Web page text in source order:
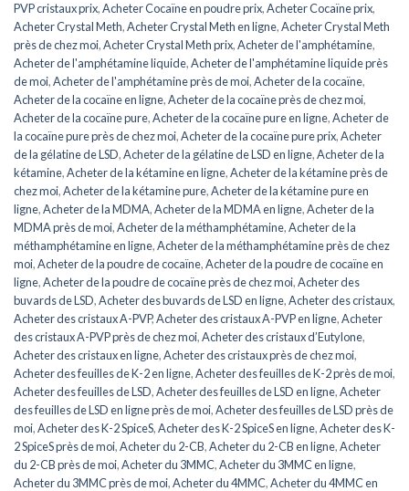
PVP cristaux prix,Acheter Cocaïne en poudre prix,Acheter Cocaïne prix,
Acheter Crystal Meth,Acheter Crystal Meth en ligne,Acheter Crystal Meth
près de chez moi,Acheter Crystal Meth prix,Acheter de l'amphétamine,
Acheter de l'amphétamine liquide,Acheter de l'amphétamine liquide près
de moi,Acheter de l'amphétamine près de moi,Acheter de la cocaïne,
Acheter de la cocaïne en ligne,Acheter de la cocaïne près de chez moi,
Acheter de la cocaïne pure,Acheter de la cocaïne pure en ligne,Acheter de
la cocaïne pure près de chez moi,Acheter de la cocaïne pure prix,Acheter
de la gélatine de LSD,Acheter de la gélatine de LSD en ligne,Acheter de la
kétamine,Acheter de la kétamine en ligne,Acheter de la kétamine près de
chez moi,Acheter de la kétamine pure,Acheter de la kétamine pure en
ligne,Acheter de la MDMA,Acheter de la MDMA en ligne,Acheter de la
MDMA près de moi,Acheter de la méthamphétamine,Acheter de la
méthamphétamine en ligne,Acheter de la méthamphétamine près de chez
moi,Acheter de la poudre de cocaïne,Acheter de la poudre de cocaïne en
ligne,Acheter de la poudre de cocaïne près de chez moi,Acheter des
buvards de LSD,Acheter des buvards de LSD en ligne,Acheter des cristaux,
Acheter des cristaux A-PVP,Acheter des cristaux A-PVP en ligne,Acheter
des cristaux A-PVP près de chez moi,Acheter des cristaux d’Eutylone,
Acheter des cristaux en ligne,Acheter des cristaux près de chez moi,
Acheter des feuilles de K-2 en ligne,Acheter des feuilles de K-2 près de moi,
Acheter des feuilles de LSD,Acheter des feuilles de LSD en ligne,Acheter
des feuilles de LSD en ligne près de moi,Acheter des feuilles de LSD près de
moi,Acheter des K-2 SpiceS,Acheter des K-2 SpiceS en ligne,Acheter des K-
2 SpiceS près de moi,Acheter du 2-CB,Acheter du 2-CB en ligne,Acheter
du 2-CB près de moi,Acheter du 3MMC,Acheter du 3MMC en ligne,
Acheter du 3MMC près de moi,Acheter du 4MMC,Acheter du 4MMC en